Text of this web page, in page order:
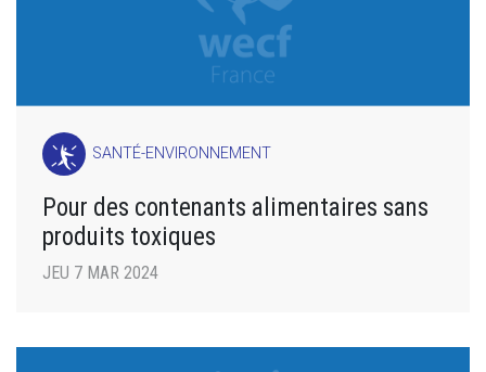
SANTÉ-ENVIRONNEMENT
Pour des contenants alimentaires sans
produits toxiques
JEU 7 MAR 2024